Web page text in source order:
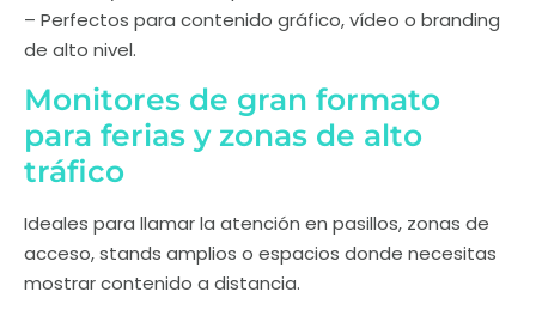
– Perfectos para contenido gráfico, vídeo o branding
de alto nivel.
Monitores de gran formato
para ferias y zonas de alto
tráfico
Ideales para llamar la atención en pasillos, zonas de
acceso, stands amplios o espacios donde necesitas
mostrar contenido a distancia.